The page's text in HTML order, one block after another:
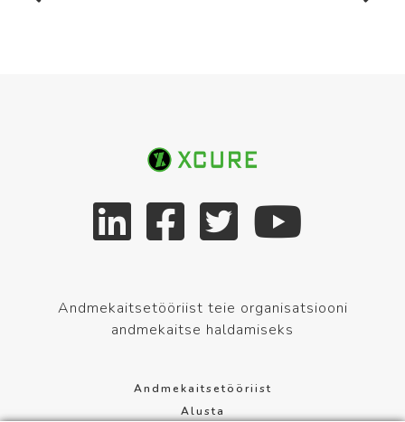
Andmekaitsetööriist teie organisatsiooni
andmekaitse haldamiseks
Andmekaitsetööriist
Alusta